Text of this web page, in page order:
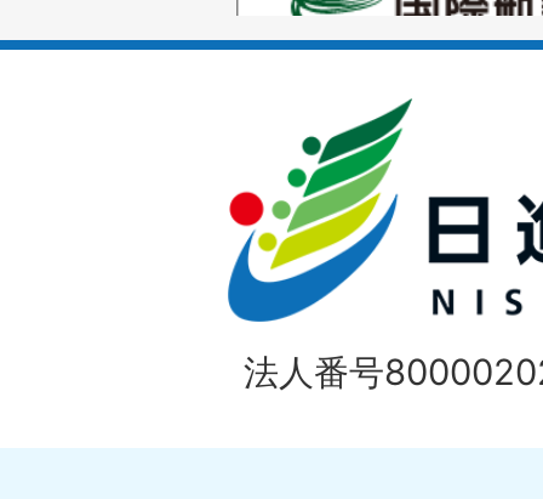
ラ
枚
ス
ラ
イ
ド
1
枚
目
の
法人番号